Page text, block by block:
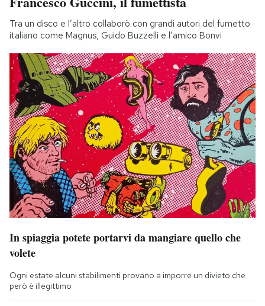
Tra un disco e l’altro collaborò con grandi autori del fumetto
italiano come Magnus, Guido Buzzelli e l’amico Bonvi
In spiaggia potete portarvi da mangiare quello che
volete
Ogni estate alcuni stabilimenti provano a imporre un divieto che
però è illegittimo